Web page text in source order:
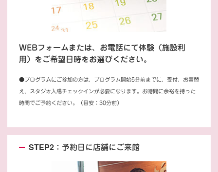
WEBフォームまたは、お電話にて体験（施設利
用）をご希望日時をお選びください。
●プログラムにご参加の方は、プログラム開始5分前までに、受付、お着替
え、スタジオ入場チェックインが必要になります。お時間に余裕を持った
時間でご予約ください。（目安：30分前）
STEP2：予約日に店舗にご来館